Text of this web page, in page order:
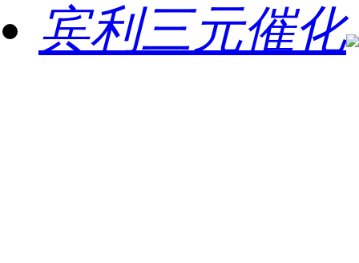
宾利三元催化